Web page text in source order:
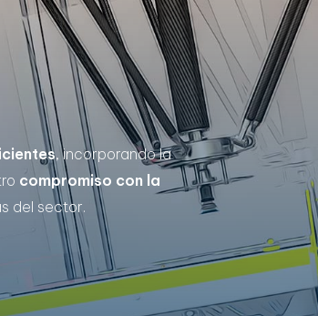
, incorporando la
compromiso con la
del sector.